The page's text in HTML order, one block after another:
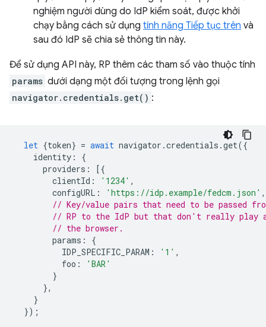
nghiệm người dùng do IdP kiểm soát, được khởi
chạy bằng cách sử dụng tính năng Tiếp tục trên và
sau đó IdP sẽ chia sẻ thông tin này.
Để sử dụng API này, RP thêm các tham số vào thuộc tính
params dưới dạng một đối tượng trong lệnh gọi
navigator.credentials.get() :
let {token} = await navigator .credentials .get({
identity :
{
providers :
[{
clientId : '1234' ,
configURL : 'https://idp.example/fedcm.json' ,
// Key/value pairs that need to be passed
// RP to the IdP but that don't really play
// the browser.
params :
{
IDP_SPECIFIC_PARAM : '1' ,
foo :
'BAR'
}
},
}
});